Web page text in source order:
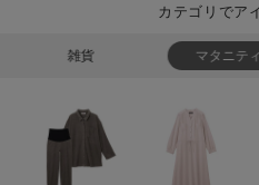
冬に可愛いニットがお得！
親子コーデ｜ママとベビーにおすすめ！
便利な育児家電
Gift Selection 出産祝い
カテゴリでア
雑貨 マタニテ